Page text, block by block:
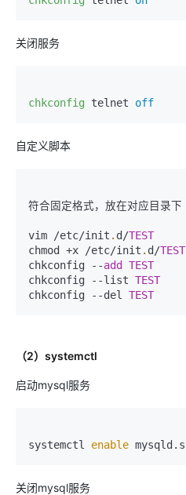
关闭服务
chkconfig telnet off
自定义脚本
符合固定格式，放在对应目录下
vim /etc/init . d/TEST
chmod +x /etc/init . d/TEST
chkconfig --add
TEST
chkconfig --list TEST
chkconfig --del TEST
（2）systemctl
启动mysql服务
systemctl enable
关闭mysql服务